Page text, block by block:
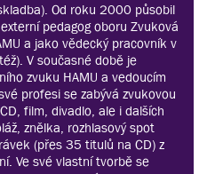
Od roku 2000 působil
pedagog oboru Zvuková
a jako vědecký pracovník v
V současné době je
zvuku HAMU a vedoucím
profesi se zabývá zvukovou
film, divadlo, ale i dalších
znělka, rozhlasový spot
(přes 35 titulů na CD) z
Ve své vlastní tvorbě se